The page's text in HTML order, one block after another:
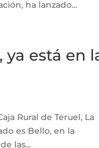
ha lanzado...
está en
Rural de Teruel, La
es Bello, en la
las...